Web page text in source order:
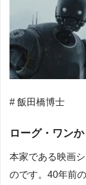
# 飯田橋博士
ローグ・ワン
本家である映画
のです。40年前